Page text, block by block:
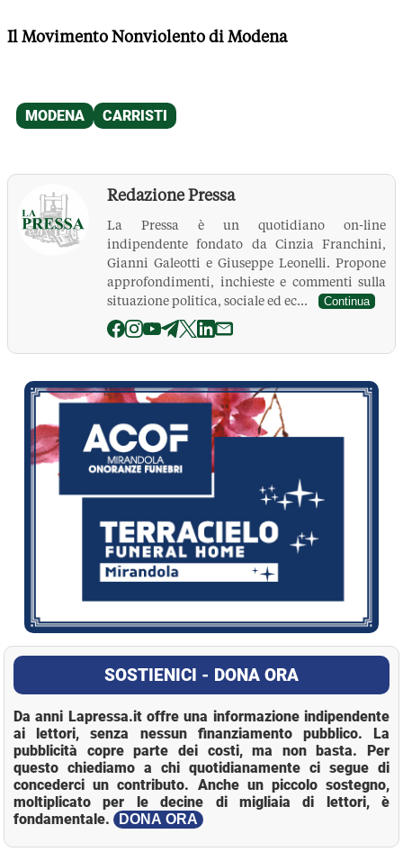
Il Movimento Nonviolento di Modena
Redazione Pressa
La Pressa è un quotidiano on-line
indipendente fondato da Cinzia Franchini,
Gianni Galeotti e Giuseppe Leonelli. Propone
approfondimenti, inchieste e commenti sulla
situazione politica, sociale ed ec...
Continua
La Pressa
SOSTIENICI - DONA ORA
Da anni Lapressa.it offre una informazione indipendente
ai lettori, senza nessun finanziamento pubblico. La
pubblicità copre parte dei costi, ma non basta. Per
questo chiediamo a chi quotidianamente ci segue di
concederci un contributo. Anche un piccolo sostegno,
moltiplicato per le decine di migliaia di lettori, è
fondamentale.
DONA ORA